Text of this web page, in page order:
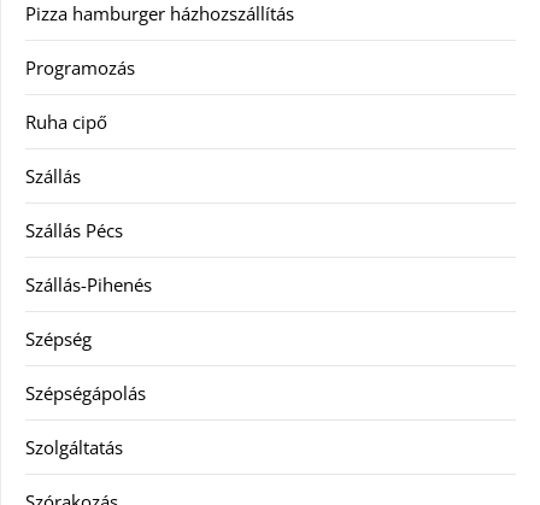
Pizza hamburger házhozszállítás
Programozás
Ruha cipő
Szállás
Szállás Pécs
Szállás-Pihenés
Szépség
Szépségápolás
Szolgáltatás